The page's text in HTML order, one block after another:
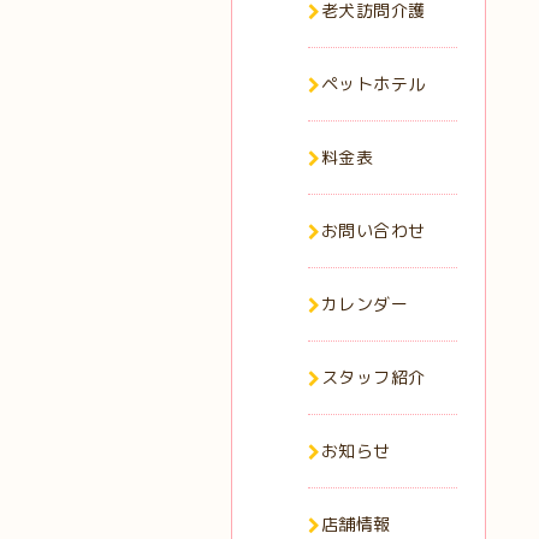
老犬訪問介護
ペットホテル
料金表
お問い合わせ
カレンダー
スタッフ紹介
お知らせ
店舗情報